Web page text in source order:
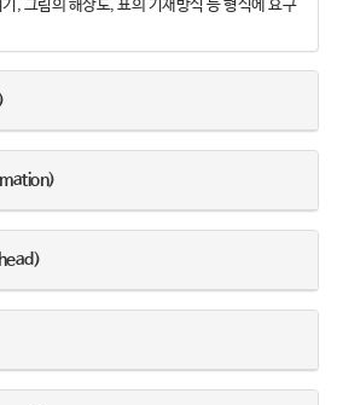
, 그림의 해상도, 표의 기재방식 등 형식에 요구